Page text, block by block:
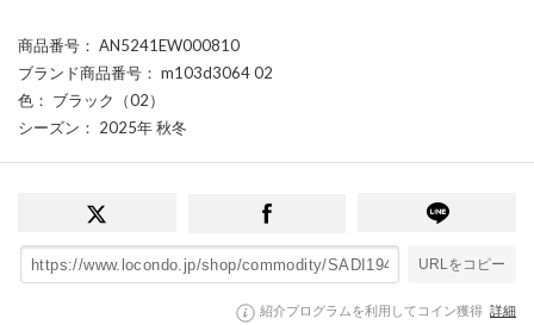
商品番号 ： AN5241EW000810
ブランド商品番号 ： m103d3064 02
色 ： ブラック（02）
シーズン ： 2025年 秋冬
URLをコピー
紹介プログラムを利用してコイン獲得 詳細